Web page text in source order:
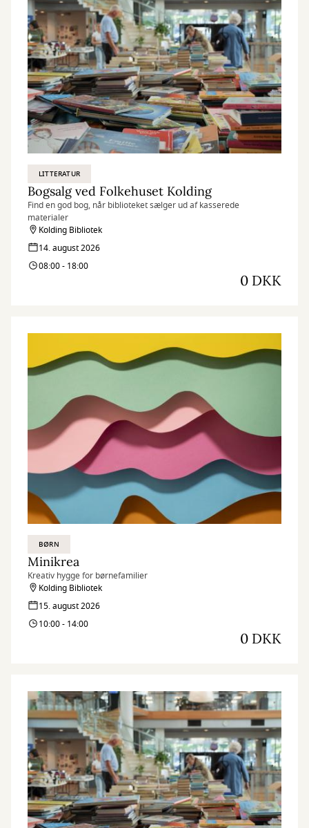
LITTERATUR
Bogsalg ved Folkehuset Kolding
Find en god bog, når biblioteket sælger ud af kasserede
materialer
Kolding Bibliotek
14. august 2026
08:00 - 18:00
0 DKK
BØRN
Minikrea
Kreativ hygge for børnefamilier
Kolding Bibliotek
15. august 2026
10:00 - 14:00
0 DKK